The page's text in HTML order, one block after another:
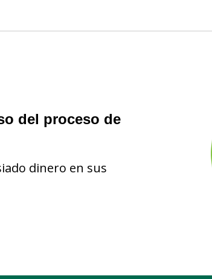
del proceso de
dinero en sus